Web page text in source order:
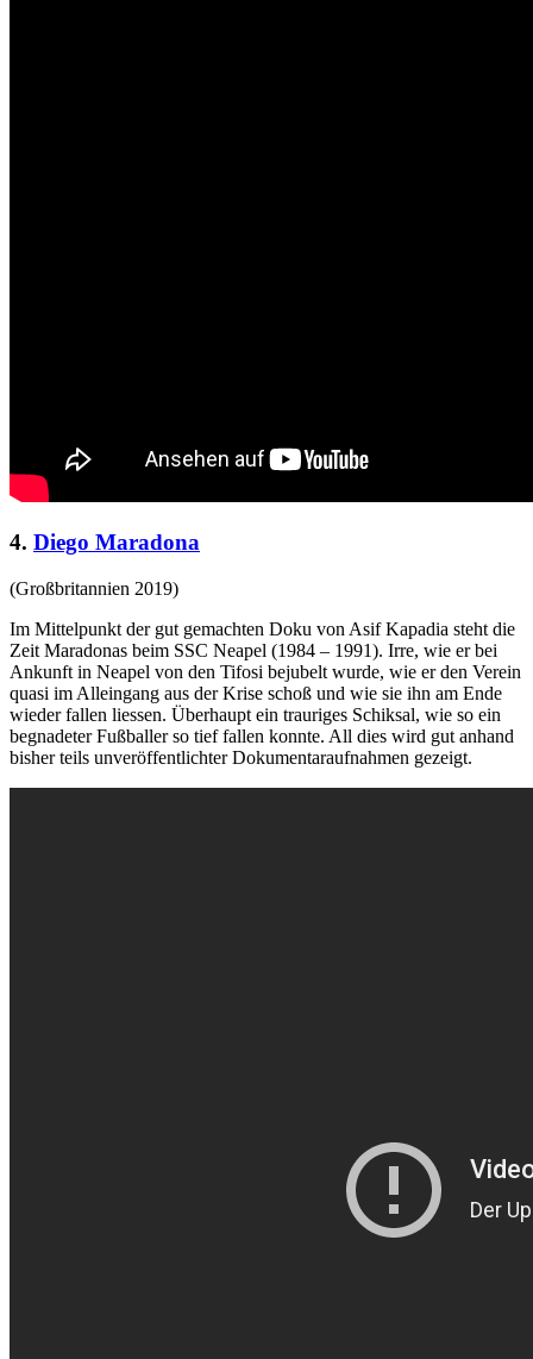
4. Diego Maradona
(Großbritannien 2019)
Im Mittelpunkt der gut gemachten Doku von Asif Kapadia steht die
Zeit Maradonas beim SSC Neapel (1984 – 1991). Irre, wie er bei
Ankunft in Neapel von den Tifosi bejubelt wurde, wie er den Verein
quasi im Alleingang aus der Krise schoß und wie sie ihn am Ende
wieder fallen liessen. Überhaupt ein trauriges Schiksal, wie so ein
begnadeter Fußballer so tief fallen konnte. All dies wird gut anhand
bisher teils unveröffentlichter Dokumentaraufnahmen gezeigt.